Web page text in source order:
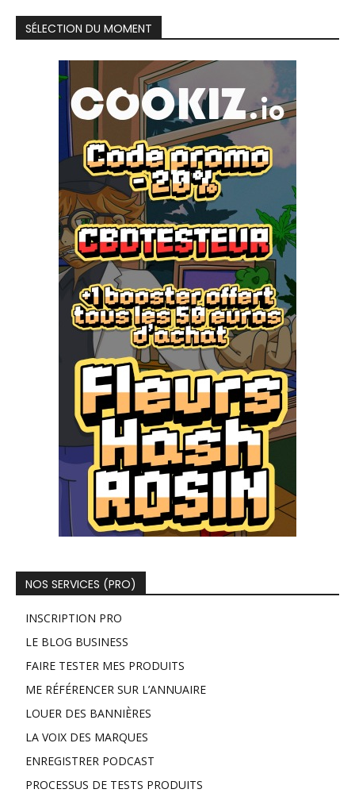
SÉLECTION DU MOMENT
NOS SERVICES (PRO)
INSCRIPTION PRO
LE BLOG BUSINESS
FAIRE TESTER MES PRODUITS
ME RÉFÉRENCER SUR L’ANNUAIRE
LOUER DES BANNIÈRES
LA VOIX DES MARQUES
ENREGISTRER PODCAST
PROCESSUS DE TESTS PRODUITS